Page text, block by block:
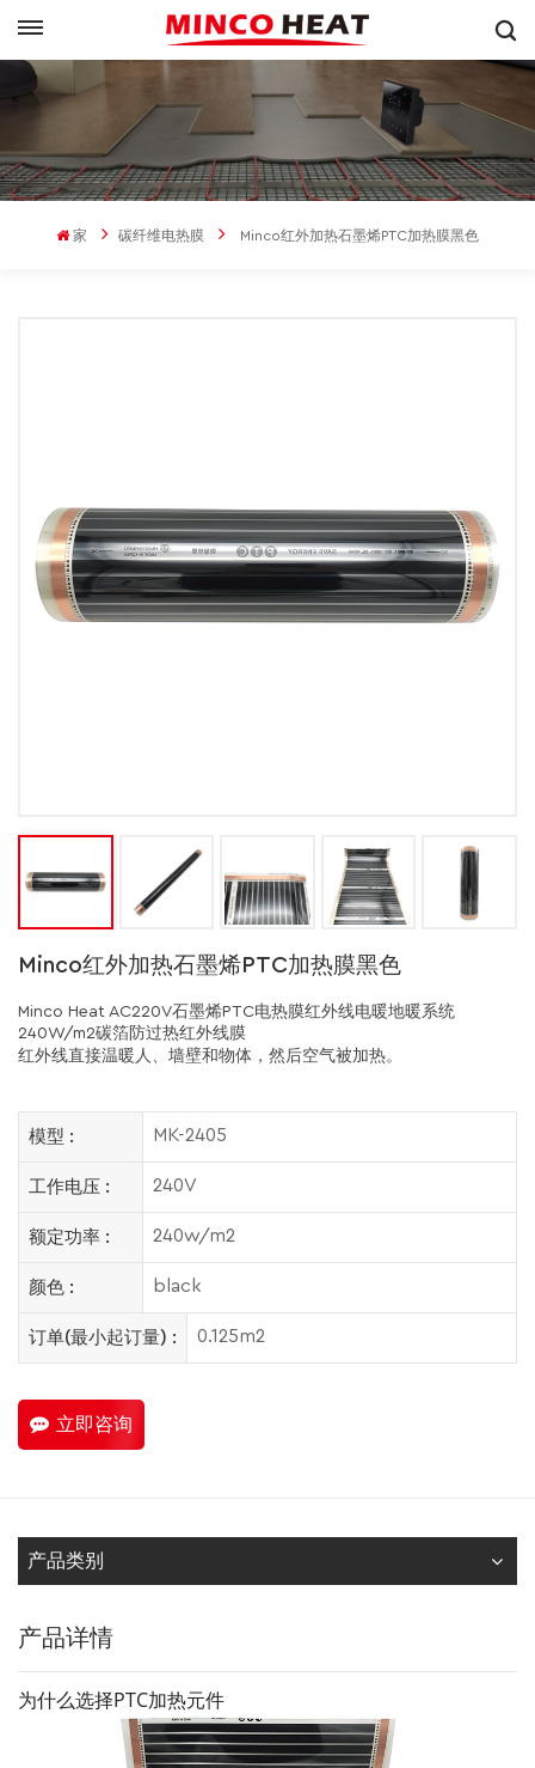
家 碳纤维电热膜 Minco红外加热石墨烯PTC加热膜黑色
Minco红外加热石墨烯PTC加热膜黑色
Minco Heat AC220V石墨烯PTC电热膜红外线电暖地暖系统
240W/m2碳箔防过热红外线膜
红外线直接温暖人、墙壁和物体，然后空气被加热。
模型 : MK-2405
工作电压 : 240V
额定功率 : 240w/m2
颜色 : black
订单(最小起订量) : 0.125m2
立即咨询
产品类别
产品详情
为什么选择PTC加热元件